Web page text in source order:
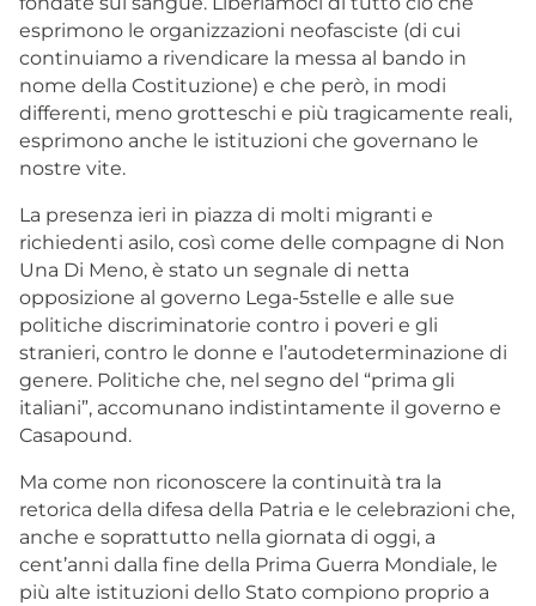
esprimono le organizzazioni neofasciste (di cui
continuiamo a rivendicare la messa al bando in
nome della Costituzione) e che però, in modi
differenti, meno grotteschi e più tragicamente reali,
esprimono anche le istituzioni che governano le
nostre vite.
La presenza ieri in piazza di molti migranti e
richiedenti asilo, così come delle compagne di Non
Una Di Meno, è stato un segnale di netta
opposizione al governo Lega-5stelle e alle sue
politiche discriminatorie contro i poveri e gli
stranieri, contro le donne e l’autodeterminazione di
genere. Politiche che, nel segno del “prima gli
italiani”, accomunano indistintamente il governo e
Casapound.
Ma come non riconoscere la continuità tra la
retorica della difesa della Patria e le celebrazioni che,
anche e soprattutto nella giornata di oggi, a
cent’anni dalla fine della Prima Guerra Mondiale, le
più alte istituzioni dello Stato compiono proprio a